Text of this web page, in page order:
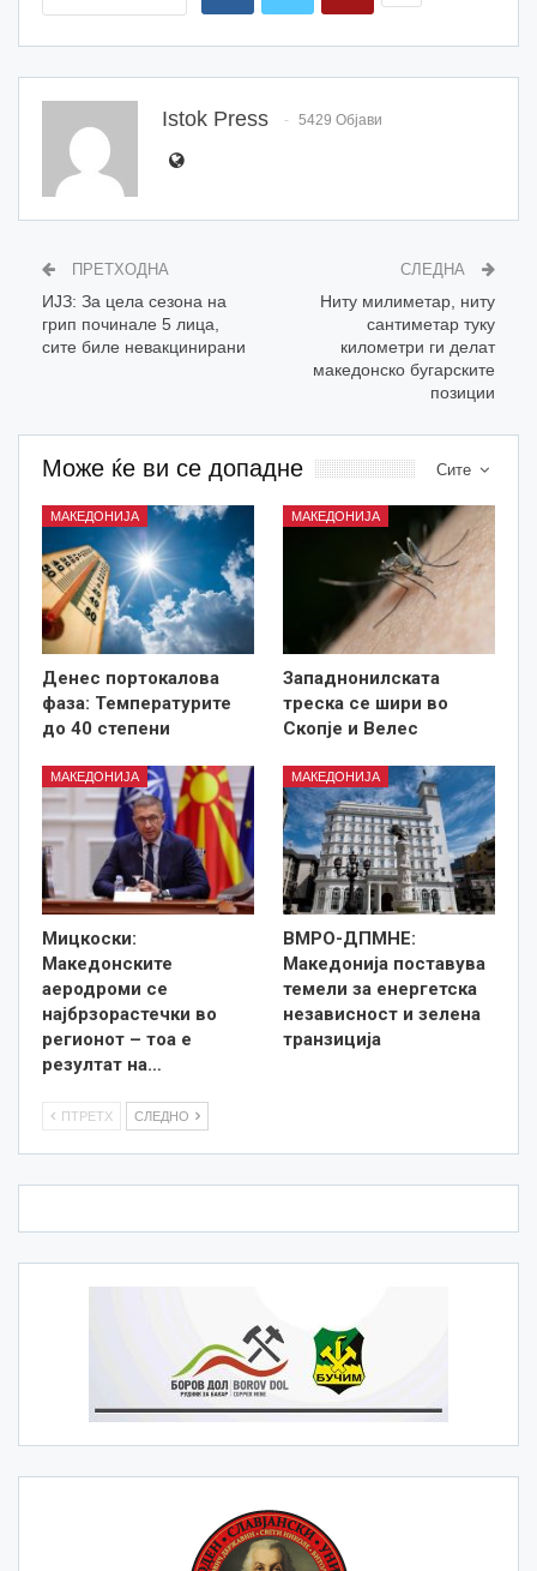
Istok Press 5429 Објави
ПРЕТХОДНА
ИЈЗ: За цела сезона на
грип починале 5 лица,
сите биле невакцинирани
СЛЕДНА
Ниту милиметар, ниту
сантиметар туку
километри ги делат
македонско бугарските
позиции
Сите
Може ќе ви се допадне
МАКЕДОНИЈА
Денес портокалова
фаза: Температурите
до 40 степени
МАКЕДОНИЈА
Западнонилската
треска се шири во
Скопје и Велес
МАКЕДОНИЈА
Мицкоски:
Македонските
аеродроми се
најбрзорастечки во
регионот – тоа е
резултат на…
МАКЕДОНИЈА
ВМРО-ДПМНЕ:
Македонија поставува
темели за енергетска
независност и зелена
транзиција
ПТРЕТХ СЛЕДНО